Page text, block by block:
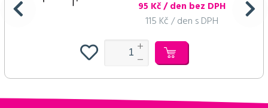
95 Kč / den bez DPH
115 Kč / den s DPH